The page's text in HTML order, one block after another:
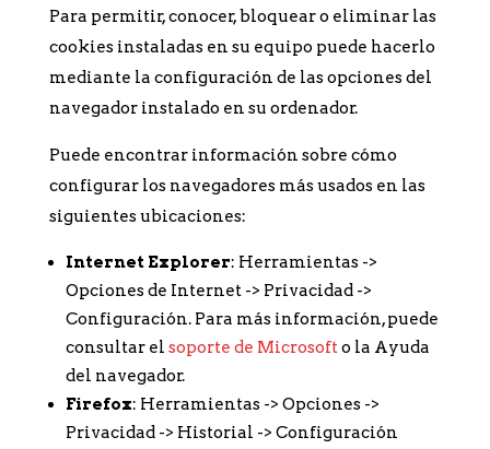
Para permitir, conocer, bloquear o eliminar las
cookies instaladas en su equipo puede hacerlo
mediante la configuración de las opciones del
navegador instalado en su ordenador.
Puede encontrar información sobre cómo
configurar los navegadores más usados en las
siguientes ubicaciones:
Internet Explorer: Herramientas ->
Opciones de Internet -> Privacidad ->
Configuración. Para más información, puede
consultar el soporte de Microsoft o la Ayuda
del navegador.
Firefox: Herramientas -> Opciones ->
Privacidad -> Historial -> Configuración